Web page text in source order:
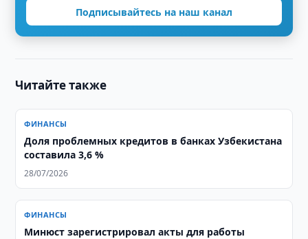
Подписывайтесь на наш канал
Читайте также
ФИНАНСЫ
Доля проблемных кредитов в банках Узбекистана
составила 3,6 %
28/07/2026
ФИНАНСЫ
Минюст зарегистрировал акты для работы